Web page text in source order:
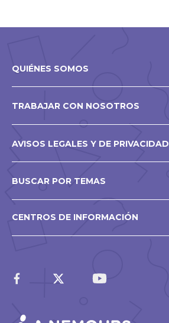
QUIÉNES SOMOS
TRABAJAR CON NOSOTROS
AVISOS LEGALES Y DE PRIVACIDAD
BUSCAR POR TEMAS
CENTROS DE INFORMACIÓN